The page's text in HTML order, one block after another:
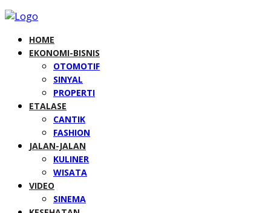
HOME
EKONOMI-BISNIS
OTOMOTIF
SINYAL
PROPERTI
ETALASE
CANTIK
FASHION
JALAN-JALAN
KULINER
WISATA
VIDEO
SINEMA